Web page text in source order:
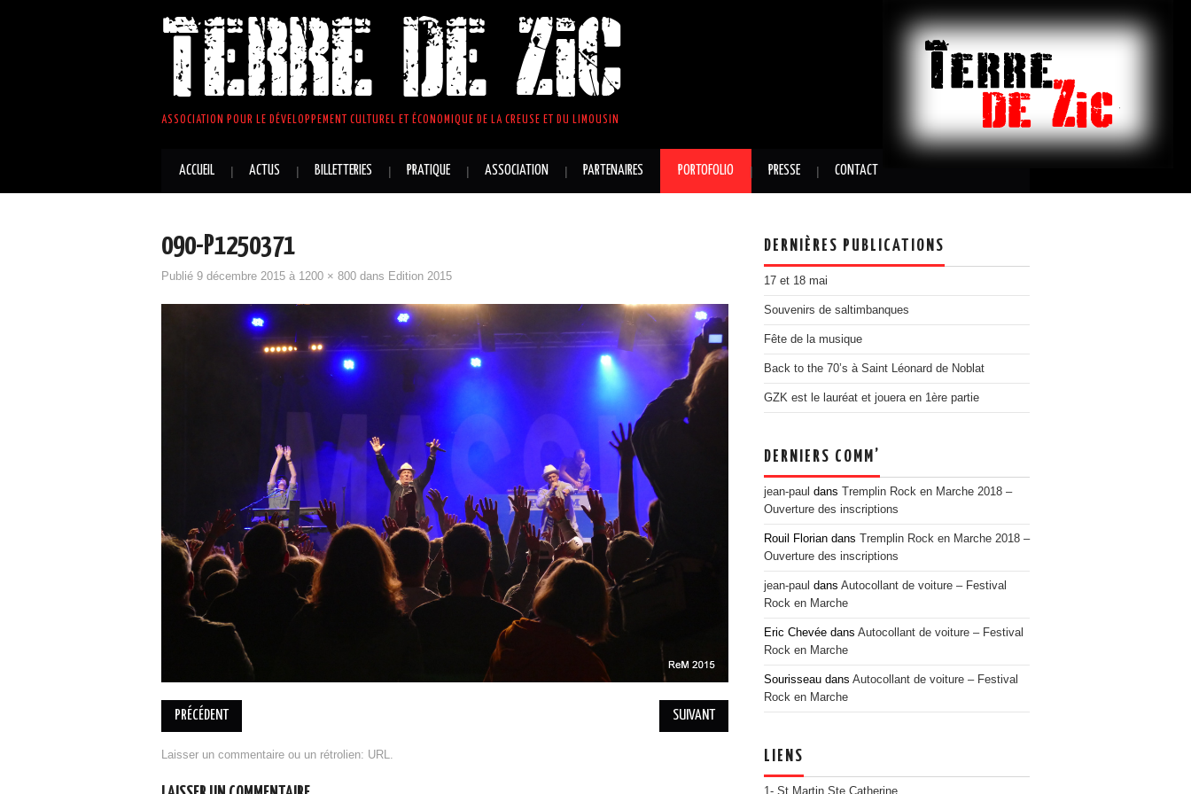
TERRE DE ZIC
ASSOCIATION POUR LE DÉVELOPPEMENT CULTUREL ET ÉCONOMIQUE DE LA CREUSE ET DU LIMOUSIN
ACCUEIL ACTUS BILLETTERIES PRATIQUE ASSOCIATION PARTENAIRES PORTOFOLIO PRESSE CONTACT
090-P1250371
Publié 9 décembre 2015 à 1200 × 800 dans Edition 2015
PRÉCÉDENT SUIVANT
Laisser un commentaire ou un rétrolien: URL
DERNIÈRES PUBLICATIONS
17 et 18 mai
Souvenirs de saltimbanques
Fête de la musique
Back to the 70’s à Saint Léonard de Noblat
GZK est le lauréat et jouera en 1ère partie
DERNIERS COMM’
jean-paul dans
Tremplin Rock en Marche 2018 –
Ouverture des inscriptions
Rouil Florian dans
Tremplin Rock en Marche 2018 –
Ouverture des inscriptions
jean-paul dans Autocollant de voiture – Festival
Rock en Marche
Eric Chevée dans Autocollant de voiture – Festival
Rock en Marche
Sourisseau dans Autocollant de voiture – Festival
Rock en Marche
LIENS
1- St Martin Ste Catherine